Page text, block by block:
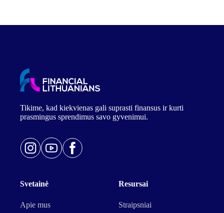
Tikime, kad kiekvienas gali suprasti finansus ir kurti
prasmingus sprendimus savo gyvenimui.
Svetainė
Apie mus
Resursai
Straipsniai